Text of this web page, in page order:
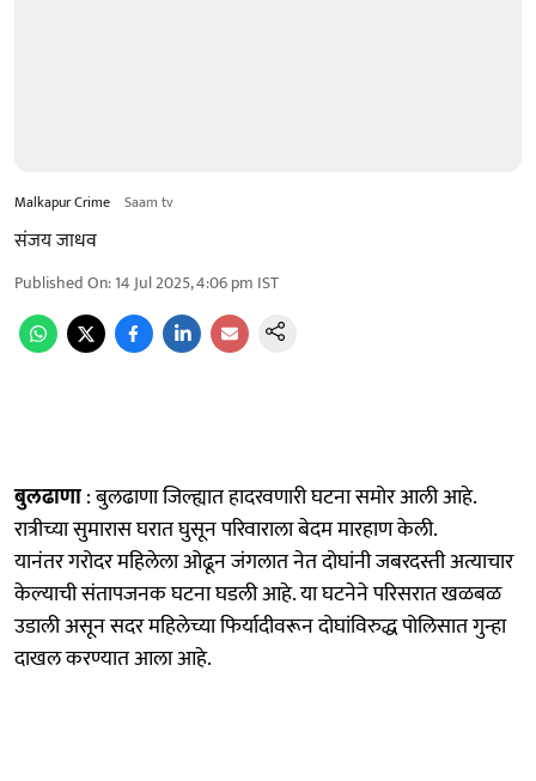
Malkapur Crime Saam tv
संजय जाधव
Published On:14 Jul 2025, 4:06 pm IST
बुलढाणा: बुलढाणा जिल्ह्यात हादरवणारी घटना समोर आली आहे.
रात्रीच्या सुमारास घरात घुसून परिवाराला बेदम मारहाण केली.
यानंतर गरोदर महिलेला ओढून जंगलात नेत दोघांनी जबरदस्ती अत्याचार
केल्याची संतापजनक घटना घडली आहे. या घटनेने परिसरात खळबळ
उडाली असून सदर महिलेच्या फिर्यादीवरून दोघांविरुद्ध पोलिसात गुन्हा
दाखल करण्यात आला आहे.